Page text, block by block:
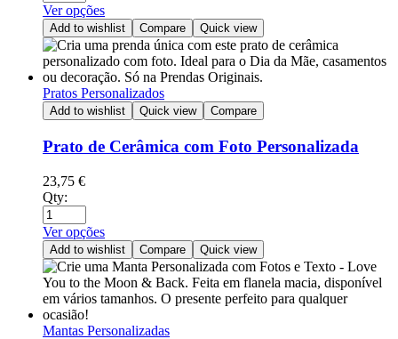
Ver opções
Add to wishlist Compare Quick view
Pratos Personalizados
Add to wishlist Quick view Compare
Prato de Cerâmica com Foto Personalizada
23,75 €
Qty:
Ver opções
Add to wishlist Compare Quick view
Mantas Personalizadas